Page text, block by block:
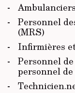
Personnel
(MRS)
Infirmières
Personnel
personnel